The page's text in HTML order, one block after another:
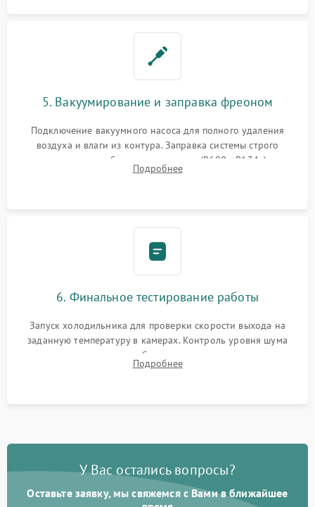
5. Вакуумирование и заправка фреоном
Подключение вакуумного насоса для полного удаления
воздуха и влаги из контура. Заправка системы строго
дозированным объемом хладагента (R600a, R134a) по
электронным весам. Контроль рабочего давления в системе.
Подробнее
6. Финальное тестирование работы
Запуск холодильника для проверки скорости выхода на
заданную температуру в камерах. Контроль уровня шума
компрессора, отсутствия обмерзания стенок и корректного
срабатывания системы автоматической оттайки.
Подробнее
У Вас остались вопросы?
Оставьте заявку, мы свяжемся с Вами в ближайшее